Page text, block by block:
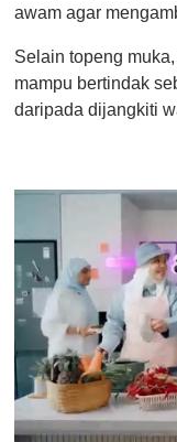
awam agar
Selain topeng
mampu bertindak
daripada dijangkiti